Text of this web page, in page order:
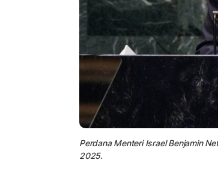
Perdana Menteri Israel Benjamin
2025.